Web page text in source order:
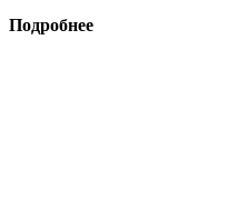
Подробнее